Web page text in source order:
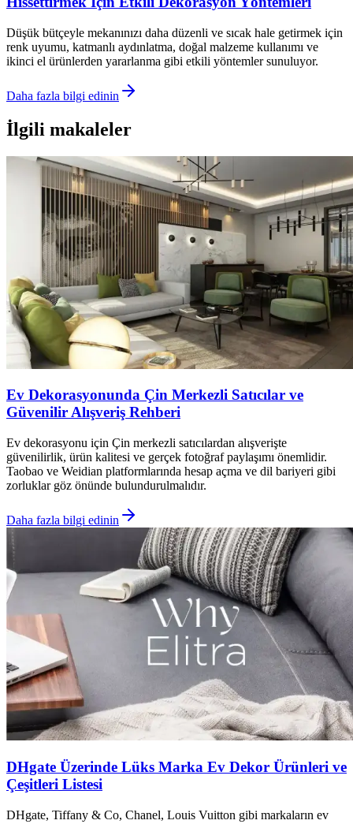
Düşük bütçeyle mekanınızı daha düzenli ve sıcak hale getirmek için
renk uyumu, katmanlı aydınlatma, doğal malzeme kullanımı ve
ikinci el ürünlerden yararlanma gibi etkili yöntemler sunuluyor.
Daha fazla bilgi edinin
İlgili makaleler
Ev Dekorasyonunda Çin Merkezli Satıcılar ve
Güvenilir Alışveriş Rehberi
Ev dekorasyonu için Çin merkezli satıcılardan alışverişte
güvenilirlik, ürün kalitesi ve gerçek fotoğraf paylaşımı önemlidir.
Taobao ve Weidian platformlarında hesap açma ve dil bariyeri gibi
zorluklar göz önünde bulundurulmalıdır.
Daha fazla bilgi edinin
DHgate Üzerinde Lüks Marka Ev Dekor Ürünleri ve
Çeşitleri Listesi
DHgate, Tiffany & Co, Chanel, Louis Vuitton gibi markaların ev